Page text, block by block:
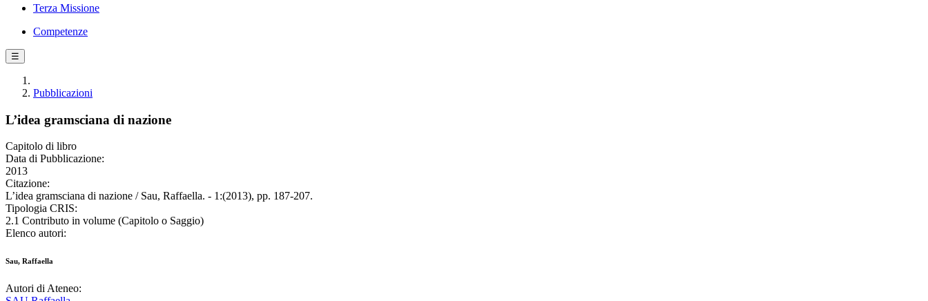
Terza Missione
Competenze
☰
Pubblicazioni
L’idea gramsciana di nazione
Capitolo di libro
Data di Pubblicazione:
2013
Citazione:
L’idea gramsciana di nazione / Sau, Raffaella. - 1:(2013), pp. 187-207.
Tipologia CRIS:
2.1 Contributo in volume (Capitolo o Saggio)
Elenco autori:
Sau, Raffaella
Autori di Ateneo: